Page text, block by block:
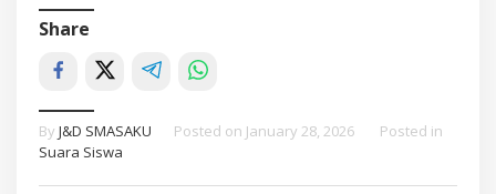
Share
By J&D SMASAKU Posted on January 28, 2026
Posted in
Suara Siswa